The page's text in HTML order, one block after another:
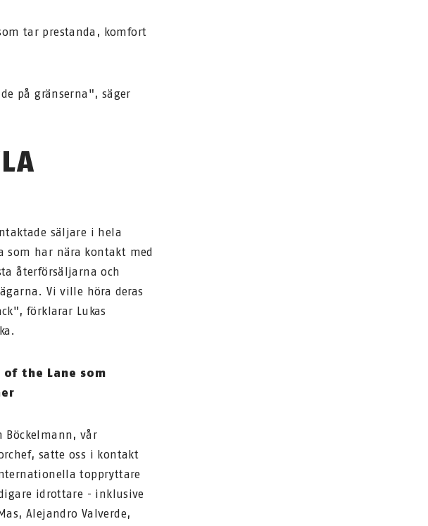
tar prestanda, komfort
på gränserna", säger
säljare i hela
som har nära kontakt med
återförsäljarna och
Vi ville höra deras
förklarar Lukas
of the Lane som
Böckelmann, vår
satte oss i kontakt
toppryttare
idrottare - inklusive
Alejandro Valverde,